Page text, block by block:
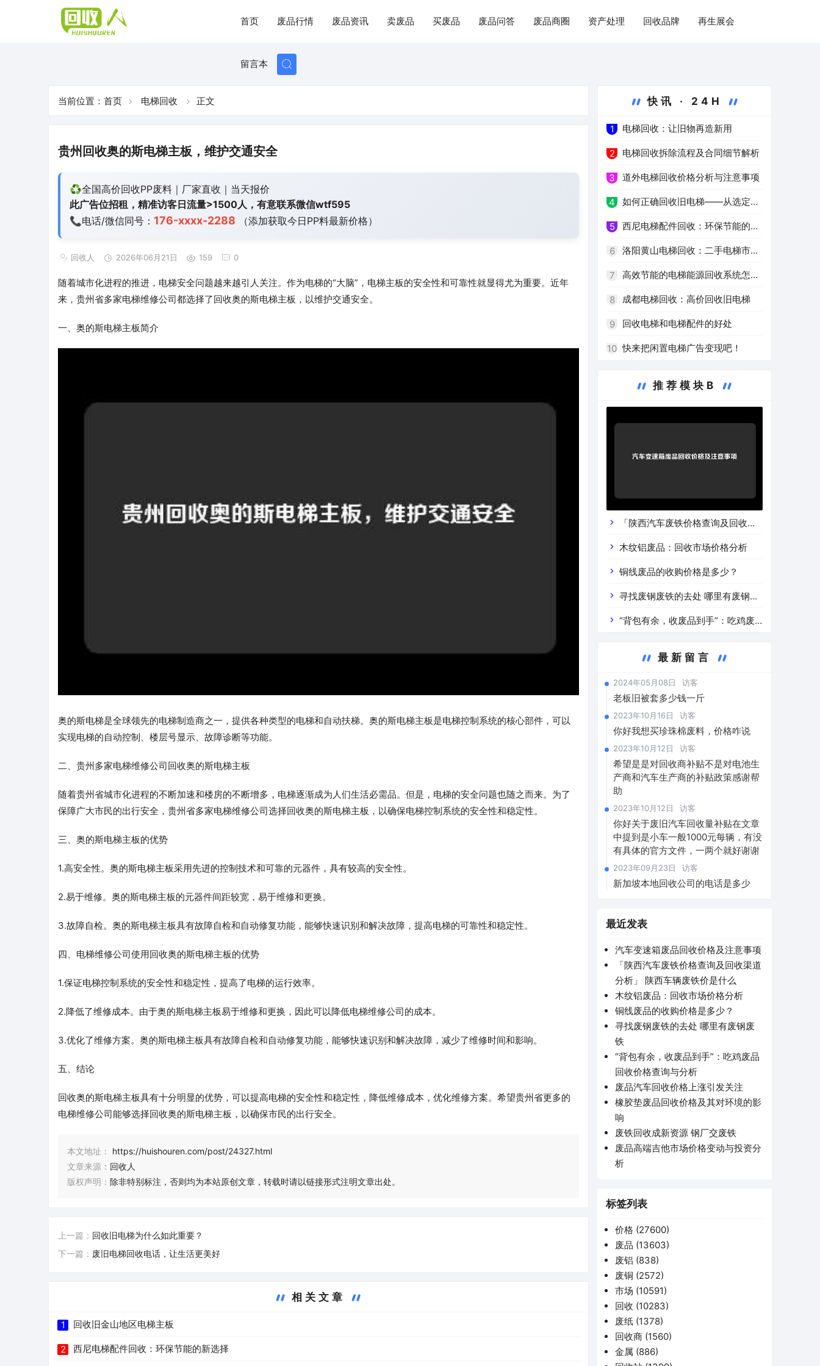
首页 废品行情 废品资讯 卖废品 买废品 废品问答 废品商圈 资产处理 回收品牌 再生展会
留言本
当前位置： 首页 电梯回收 正文
贵州回收奥的斯电梯主板，维护交通安全
♻️全国高价回收PP废料｜厂家直收｜当天报价
此广告位招租，精准访客日流量>1500人，有意联系微信wtf595
📞电话/微信同号： 176-xxxx-2288 （添加获取今日PP料最新价格）
回收人 2026年06月21日 159 0
随着城市化进程的推进，电梯安全问题越来越引人关注。作为电梯的“大脑”，电梯主板的安全性和可靠性就显得尤为重要。近年
来，贵州省多家电梯维修公司都选择了回收奥的斯电梯主板，以维护交通安全。
一、奥的斯电梯主板简介
奥的斯电梯是全球领先的电梯制造商之一，提供各种类型的电梯和自动扶梯。奥的斯电梯主板是电梯控制系统的核心部件，可以
实现电梯的自动控制、楼层号显示、故障诊断等功能。
二、贵州多家电梯维修公司回收奥的斯电梯主板
随着贵州省城市化进程的不断加速和楼房的不断增多，电梯逐渐成为人们生活必需品。但是，电梯的安全问题也随之而来。为了
保障广大市民的出行安全，贵州省多家电梯维修公司选择回收奥的斯电梯主板，以确保电梯控制系统的安全性和稳定性。
三、奥的斯电梯主板的优势
1.高安全性。奥的斯电梯主板采用先进的控制技术和可靠的元器件，具有较高的安全性。
2.易于维修。奥的斯电梯主板的元器件间距较宽，易于维修和更换。
3.故障自检。奥的斯电梯主板具有故障自检和自动修复功能，能够快速识别和解决故障，提高电梯的可靠性和稳定性。
四、电梯维修公司使用回收奥的斯电梯主板的优势
1.保证电梯控制系统的安全性和稳定性，提高了电梯的运行效率。
2.降低了维修成本。由于奥的斯电梯主板易于维修和更换，因此可以降低电梯维修公司的成本。
3.优化了维修方案。奥的斯电梯主板具有故障自检和自动修复功能，能够快速识别和解决故障，减少了维修时间和影响。
五、结论
回收奥的斯电梯主板具有十分明显的优势，可以提高电梯的安全性和稳定性，降低维修成本，优化维修方案。希望贵州省更多的
电梯维修公司能够选择回收奥的斯电梯主板，以确保市民的出行安全。
本文地址：
https://huishouren.com/post/24327.html
文章来源： 回收人
版权声明： 除非特别标注，否则均为本站原创文章，转载时请以链接形式注明文章出处。
上一篇： 回收旧电梯为什么如此重要？
下一篇： 废旧电梯回收电话，让生活更美好
相关文章
1 回收旧金山地区电梯主板
2 西尼电梯配件回收：环保节能的新选择
快讯 · 24H
1 电梯回收：让旧物再造新用
2 电梯回收拆除流程及合同细节解析
3 道外电梯回收价格分析与注意事项
4 如何正确回收旧电梯——从选定服
务公司到环保处理
5 西尼电梯配件回收：环保节能的新
选择
6 洛阳黄山电梯回收：二手电梯市场
的新热点
7 高效节能的电梯能源回收系统怎么
样？
8 成都电梯回收：高价回收旧电梯
9 回收电梯和电梯配件的好处
10 快来把闲置电梯广告变现吧！
推荐模块B
「陕西汽车废铁价格查询及回收渠
道分析」 陕西车辆废铁价是什么
木纹铝废品：回收市场价格分析
铜线废品的收购价格是多少？
寻找废钢废铁的去处 哪里有废钢废
铁 “背包有余，收废品到手”：吃鸡废
最新留言
2024年05月08日 访客
老板旧被套多少钱一斤
2023年10月16日 访客
你好我想买珍珠棉废料，价格咋说
2023年10月12日 访客
希望是是对回收商补贴不是对电池生
产商和汽车生产商的补贴政策感谢帮
助
2023年10月12日 访客
你好关于废旧汽车回收量补贴在文章
中提到是小车一般1000元每辆，有没
有具体的官方文件，一两个就好谢谢
2023年09月23日 访客
新加坡本地回收公司的电话是多少
最近发表
汽车变速箱废品回收价格及注意事项
「陕西汽车废铁价格查询及回收渠道
分析」 陕西车辆废铁价是什么
木纹铝废品：回收市场价格分析
铜线废品的收购价格是多少？
寻找废钢废铁的去处 哪里有废钢废
铁
“背包有余，收废品到手”：吃鸡废品
回收价格查询与分析
废品汽车回收价格上涨引发关注
橡胶垫废品回收价格及其对环境的影
响
废铁回收成新资源 钢厂交废铁
废品高端吉他市场价格变动与投资分
析
标签列表
价格 (27600)
废品 (13603)
废铝 (838)
废铜 (2572)
市场 (10591)
回收 (10283)
废纸 (1378)
回收商 (1560)
金属 (886)